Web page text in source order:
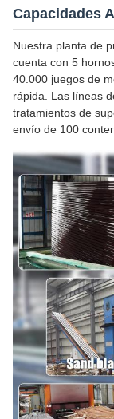
Capacidades
Nuestra planta de
cuenta con 5
40.000 juegos de
rápida. Las líneas
tratamientos de
envío de 100